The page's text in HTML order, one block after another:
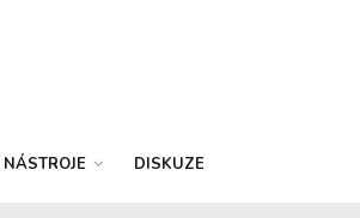
NÁSTROJE DISKUZE